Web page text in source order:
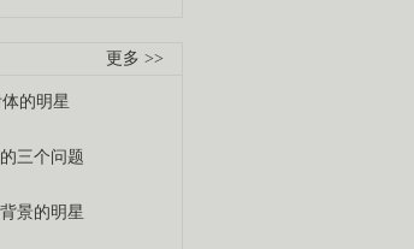
更多 >>
的明星
三个问题
景的明星